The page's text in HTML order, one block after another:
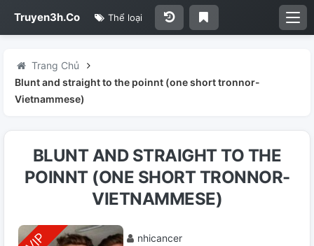
Truyen3h.Co Thể loại
Trang Chủ
Blunt and straight to the poinnt (one short tronnor-
Vietnammese)
BLUNT AND STRAIGHT TO THE
POINNT (ONE SHORT TRONNOR-
VIETNAMMESE)
nhicancer